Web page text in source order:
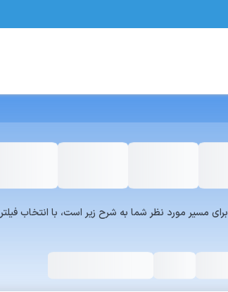
لیست سرویس‌های سفر۷۲۴ برای مسیر مورد نظر شما به شرح زیر